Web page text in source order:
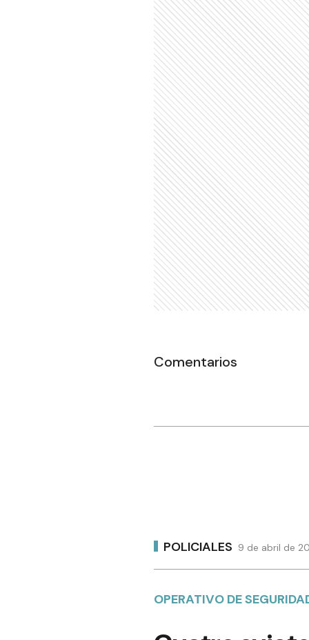
Comentarios
POLICIALES 9 de abril de
OPERATIVO DE